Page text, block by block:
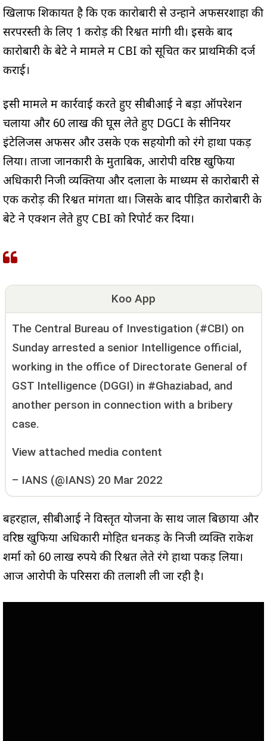
खिलाफ शिकायत है कि एक कारोबारी से उन्होंने अफसरशाहों की
सरपरस्ती के लिए 1 करोड़ की रिश्वत मांगी थी। इसके बाद
कारोबारी के बेटे ने मामले में CBI को सूचित कर प्राथमिकी दर्ज
कराई।
इसी मामले में कार्रवाई करते हुए सीबीआई ने बड़ा ऑपरेशन
चलाया और 60 लाख की घूस लेते हुए DGCI के सीनियर
इंटेलिजेंस अफसर और उसके एक सहयोगी को रंगे हाथों पकड़
लिया। ताजा जानकारी के मुताबिक, आरोपी वरिष्ठ खुफिया
अधिकारी निजी व्यक्तियों और दलालों के माध्यम से कारोबारी से
एक करोड़ की रिश्वत मांगता था। जिसके बाद पीड़ित कारोबारी के
बेटे ने एक्शन लेते हुए CBI को रिपोर्ट कर दिया।
Koo App
The Central Bureau of Investigation (#CBI) on
Sunday arrested a senior Intelligence official,
working in the office of Directorate General of
GST Intelligence (DGGI) in #Ghaziabad, and
another person in connection with a bribery
case.
View attached media content
– IANS (@IANS) 20 Mar 2022
बहरहाल, सीबीआई ने विस्तृत योजना के साथ जाल बिछाया और
वरिष्ठ खुफिया अधिकारी मोहित धनकड़ के निजी व्यक्ति राकेश
शर्मा को 60 लाख रुपये की रिश्वत लेते रंगे हाथों पकड़ लिया।
आज आरोपी के परिसरों की तलाशी ली जा रही है।